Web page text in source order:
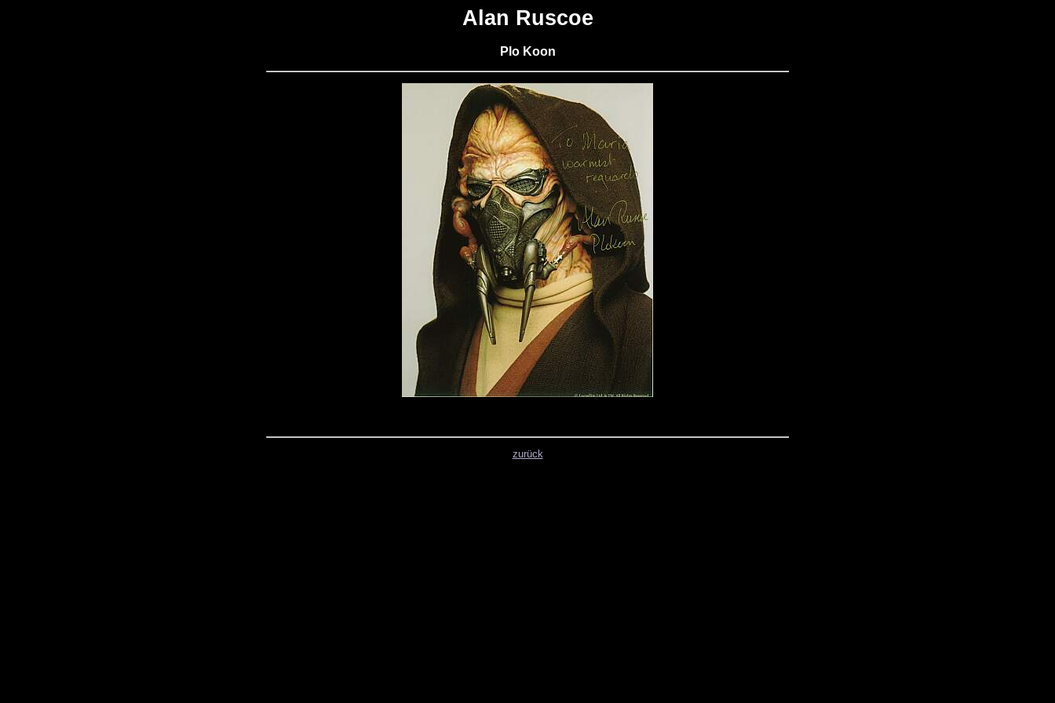
Alan Ruscoe
Plo Koon
zurück